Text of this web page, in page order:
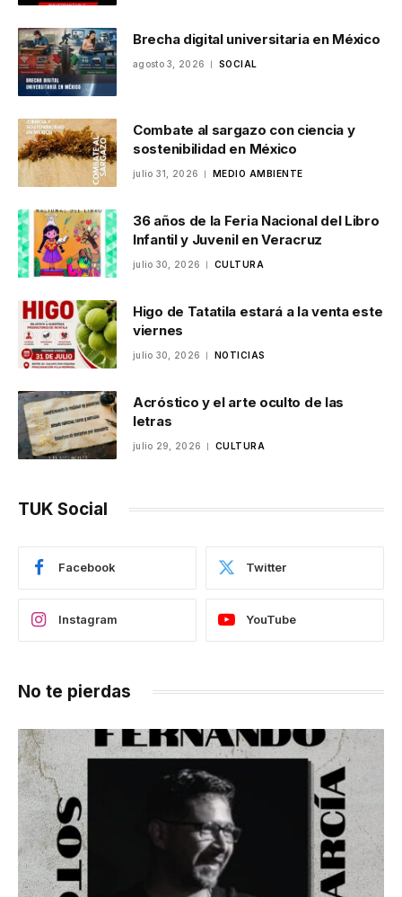
Brecha digital universitaria en México
agosto 3, 2026 SOCIAL
Combate al sargazo con ciencia y
sostenibilidad en México
julio 31, 2026 MEDIO AMBIENTE
36 años de la Feria Nacional del Libro
Infantil y Juvenil en Veracruz
julio 30, 2026 CULTURA
Higo de Tatatila estará a la venta este
viernes
julio 30, 2026 NOTICIAS
Acróstico y el arte oculto de las
letras
julio 29, 2026 CULTURA
TUK Social
Facebook Twitter
Instagram YouTube
No te pierdas